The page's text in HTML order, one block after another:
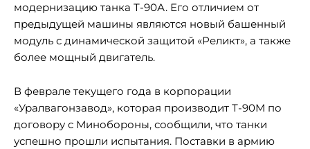
модернизацию танка Т-90А. Его отличием от
предыдущей машины являются новый башенный
модуль с динамической защитой «Реликт», а также
более мощный двигатель.
В феврале текущего года в корпорации
«Уралвагонзавод», которая производит Т-90М по
договору с Минобороны, сообщили, что танки
успешно прошли испытания. Поставки в армию